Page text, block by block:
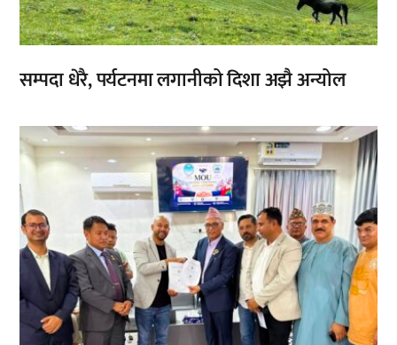
सम्पदा धेरै, पर्यटनमा लगानीको दिशा अझै अन्योल
,,